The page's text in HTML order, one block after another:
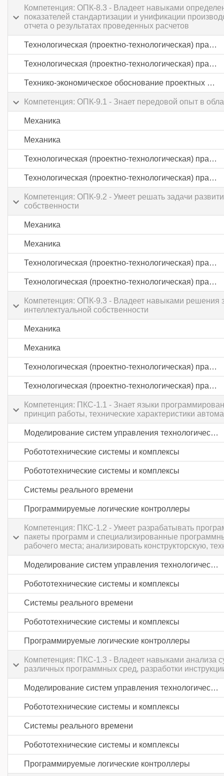
Компетенция: ОПК-8.3 - Владеет навыками
показателей стандартизации и унификации
отчета о результатах проведенных расчетов
Технологическая (проектно-технологическая) практика
Технологическая (проектно-технологическая) практика
Технико-экономическое обоснование проектных решений
Компетенция: ОПК-9.1 - Знает передовой опыт в
Механика
Механика
Технологическая (проектно-технологическая) практика
Технологическая (проектно-технологическая) практика
Компетенция: ОПК-9.2 - Умеет решать задачи
собственности
Механика
Механика
Технологическая (проектно-технологическая) практика
Технологическая (проектно-технологическая) практика
Компетенция: ОПК-9.3 - Владеет навыками решения
интеллектуальной собственности
Механика
Механика
Технологическая (проектно-технологическая) практика
Технологическая (проектно-технологическая) практика
Компетенция: ПКС-1.1 - Знает языки
принцип работы, технические характеристики
Моделирование систем управления технологическими процессами
Робототехнические системы и комплексы
Робототехнические системы и комплексы
Системы реального времени
Программируемые логические контроллеры
Компетенция: ПКС-1.2 - Умеет разрабатывать
пакеты программ и специализированные
рабочего места; анализировать конструкторскую,
Моделирование систем управления технологическими процессами
Робототехнические системы и комплексы
Системы реального времени
Робототехнические системы и комплексы
Программируемые логические контроллеры
Компетенция: ПКС-1.3 - Владеет навыками анализа
различных программных сред, разработки
Моделирование систем управления технологическими процессами
Робототехнические системы и комплексы
Системы реального времени
Робототехнические системы и комплексы
Программируемые логические контроллеры